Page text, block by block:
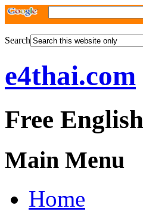
Search
e4thai.com
Free
Main Menu
Home